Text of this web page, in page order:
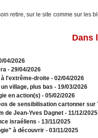
retire, sur le site comme sur
Dans
04/2026
- 29/04/2026
l'extrême-droite - 02/04/2026
village, plus bas - 19/03/2026
en action(s) - 05/02/2026
de sensibilisation cartonner sur
de Jean-Yves Dagnet - 11/12/2025
israéliens - 13/11/2025
à découvrir - 03/11/2025